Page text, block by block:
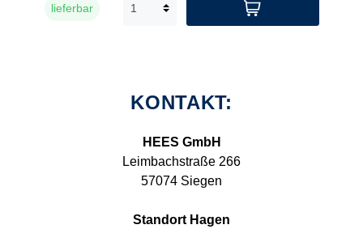
lieferbar
KONTAKT:
HEES GmbH
Leimbachstraße 266
57074 Siegen
Standort Hagen